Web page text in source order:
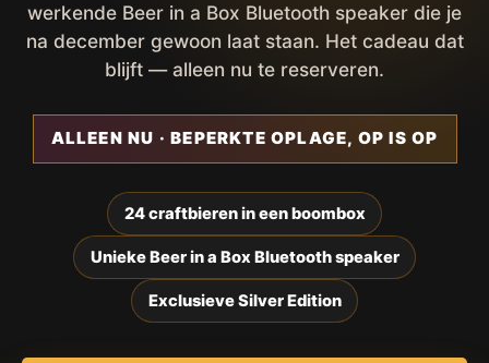
werkende Beer in a Box Bluetooth speaker die je
na december gewoon laat staan. Het cadeau dat
blijft — alleen nu te reserveren.
ALLEEN NU · BEPERKTE OPLAGE, OP IS OP
24 craftbieren in een boombox
Unieke Beer in a Box Bluetooth speaker
Exclusieve Silver Edition